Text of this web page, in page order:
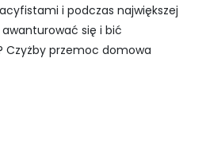
i podczas największej
się i bić
Czyżby przemoc domowa